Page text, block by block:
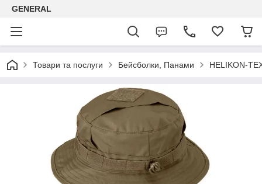
GENERAL
Товари та послуги Бейсболки, Панами HELIKON-